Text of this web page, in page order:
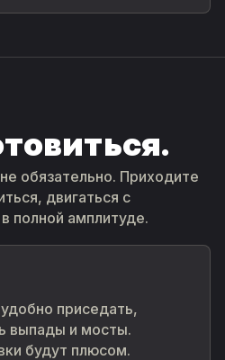
обязательно. Приходите
двигаться с
полной амплитуде.
приседать,
выпады и мосты.
будут плюсом.